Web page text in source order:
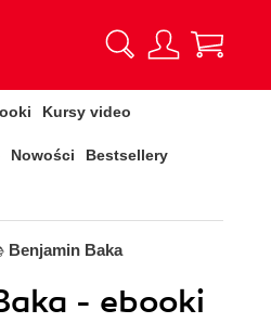
Kursy video
Nowości Bestsellery
Benjamin Baka
- ebooki